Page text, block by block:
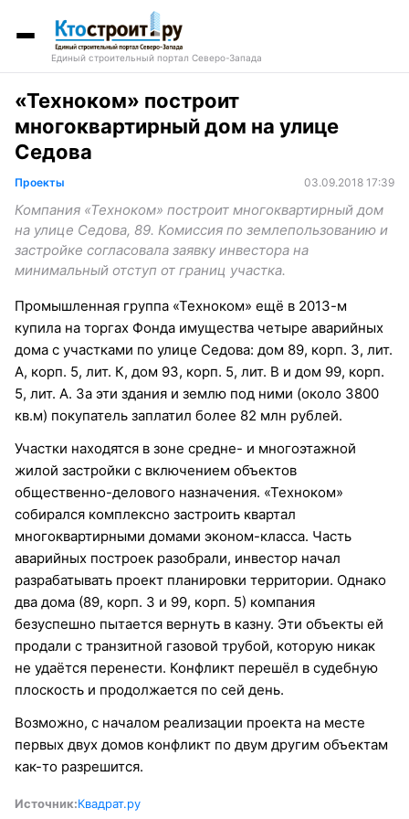
Единый строительный портал Северо-Запада
«Техноком» построит
многоквартирный дом на улице
Седова
Проекты 03.09.2018 17:39
Компания «Техноком» построит многоквартирный дом
на улице Седова, 89. Комиссия по землепользованию и
застройке согласовала заявку инвестора на
минимальный отступ от границ участка.
Промышленная группа «Техноком» ещё в 2013-м
купила на торгах Фонда имущества четыре аварийных
дома с участками по улице Седова: дом 89, корп. 3, лит.
А, корп. 5, лит. К, дом 93, корп. 5, лит. В и дом 99, корп.
5, лит. А. За эти здания и землю под ними (около 3800
кв.м) покупатель заплатил более 82 млн рублей.
Участки находятся в зоне средне- и многоэтажной
жилой застройки с включением объектов
общественно-делового назначения. «Техноком»
собирался комплексно застроить квартал
многоквартирными домами эконом-класса. Часть
аварийных построек разобрали, инвестор начал
разрабатывать проект планировки территории. Однако
два дома (89, корп. 3 и 99, корп. 5) компания
безуспешно пытается вернуть в казну. Эти объекты ей
продали с транзитной газовой трубой, которую никак
не удаётся перенести. Конфликт перешёл в судебную
плоскость и продолжается по сей день.
Возможно, с началом реализации проекта на месте
первых двух домов конфликт по двум другим объектам
как-то разрешится.
Источник:Квадрат.ру